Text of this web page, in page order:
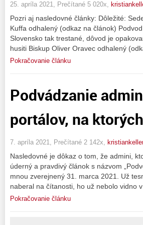
25. apríla 2021, Prečítané 5 020x,
Pozri aj nasledovné články: Dôležité:
Kuffa odhalený (odkaz na článok)
Slovensko tak trestané, dôvod je
husiti Biskup Oliver Oravec odhalený
Pokračovanie článku
Podvádzanie
portálov, na
7. apríla 2021, Prečítané 2 142x,
Nasledovné je dôkaz o tom, že admini,
úderný a pravdivý článok s názvom
mnou zverejnený 31. marca 2021. Už
naberal na čítanosti, ho už nebolo vidno
Pokračovanie článku